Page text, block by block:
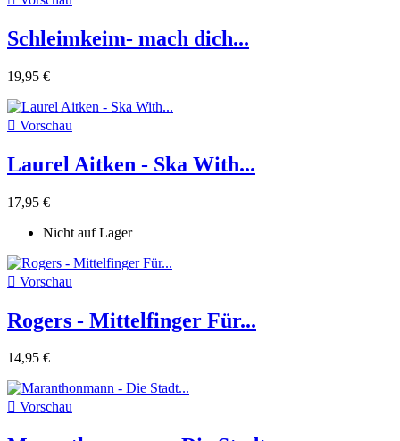
Schleimkeim- mach dich...
19,95 €
 Vorschau
Laurel Aitken - Ska With...
17,95 €
Nicht auf Lager
 Vorschau
Rogers - Mittelfinger Für...
14,95 €
 Vorschau